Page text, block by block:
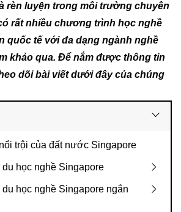
rèn luyện trong môi trường chuyên
rất nhiều chương trình học nghề
quốc tế với đa dạng ngành nghề
khảo qua. Để nắm được thông tin
dõi bài viết dưới đây của chúng
trội của đất nước Singapore
học nghề Singapore
học nghề Singapore ngắn